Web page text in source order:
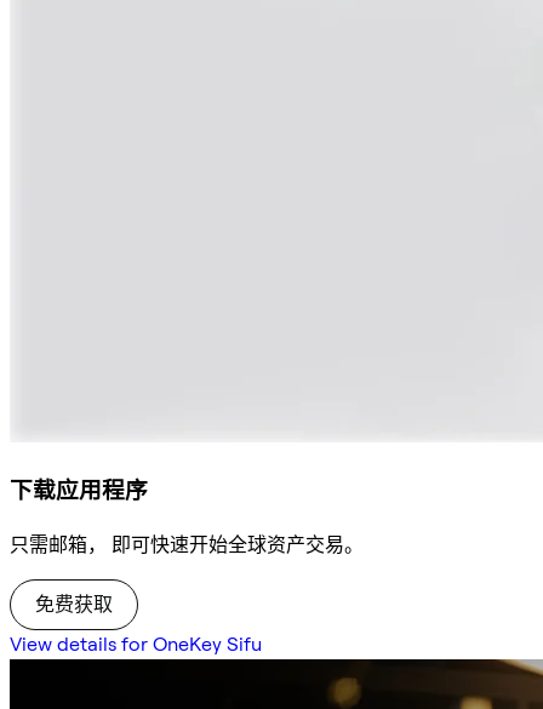
下载应用程序
只需邮箱， 即可快速开始全球资产交易。
免费获取
View details for OneKey Sifu